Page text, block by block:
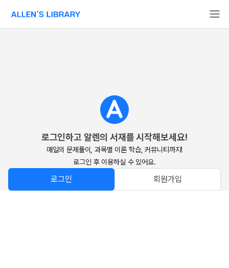
알렌의 서재 홈페이지로 이동
로그인하고 알렌의 서재를 시작해보세요!
매일의 문제풀이, 과목별 이론 학습, 커뮤니티까지!
로그인 후 이용하실 수 있어요.
로그인 회원가입